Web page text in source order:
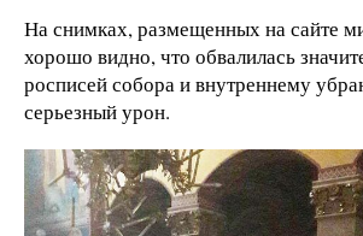
На снимках, размещенных на сайте
хорошо видно, что обвалилась
росписей собора и внутреннему
серьезный урон.